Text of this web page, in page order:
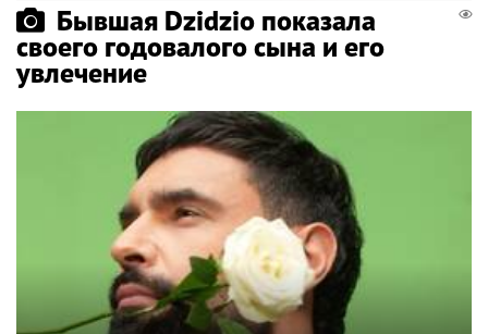
Бывшая Dzidzio показала
своего годовалого сына и его
увлечение